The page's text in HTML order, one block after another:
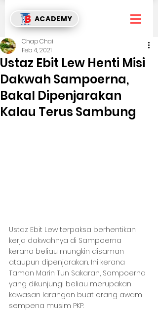
ACADEMY
Ustaz Ebit Lew Henti Misi
Dakwah Sampoerna,
Bakal Dipenjarakan
Kalau Terus Sambung
Chap Chai
Feb 4, 2021
Ustaz Ebit Lew terpaksa berhentikan
kerja dakwahnya di Sampoerna
kerana beliau mungkin disaman
ataupun dipenjarakan. Ini kerana
Taman Marin Tun Sakaran, Sampoerna
yang dikunjungi beliau merupakan
kawasan larangan buat orang awam
sempena musim PKP.